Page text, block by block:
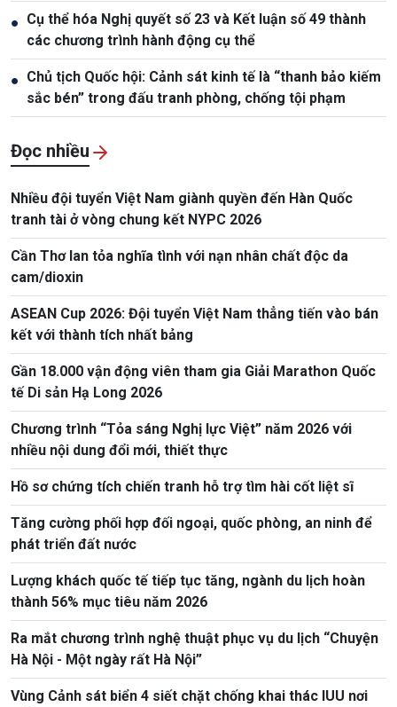
● Cụ thể hóa Nghị quyết số 23 và Kết luận số 49 thành
các chương trình hành động cụ thể
● Chủ tịch Quốc hội: Cảnh sát kinh tế là “thanh bảo kiếm
sắc bén” trong đấu tranh phòng, chống tội phạm
Đọc nhiều
Nhiều đội tuyển Việt Nam giành quyền đến Hàn Quốc
tranh tài ở vòng chung kết NYPC 2026
Cần Thơ lan tỏa nghĩa tình với nạn nhân chất độc da
cam/dioxin
ASEAN Cup 2026: Đội tuyển Việt Nam thẳng tiến vào bán
kết với thành tích nhất bảng
Gần 18.000 vận động viên tham gia Giải Marathon Quốc
tế Di sản Hạ Long 2026
Chương trình “Tỏa sáng Nghị lực Việt” năm 2026 với
nhiều nội dung đổi mới, thiết thực
Hồ sơ chứng tích chiến tranh hỗ trợ tìm hài cốt liệt sĩ
Tăng cường phối hợp đối ngoại, quốc phòng, an ninh để
phát triển đất nước
Lượng khách quốc tế tiếp tục tăng, ngành du lịch hoàn
thành 56% mục tiêu năm 2026
Ra mắt chương trình nghệ thuật phục vụ du lịch “Chuyện
Hà Nội - Một ngày rất Hà Nội”
Vùng Cảnh sát biển 4 siết chặt chống khai thác IUU nơi